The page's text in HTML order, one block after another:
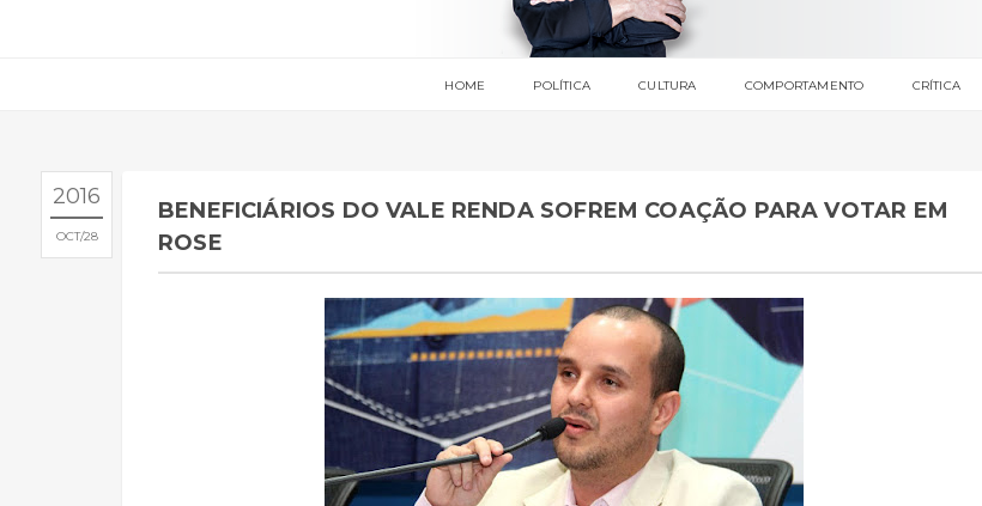
HOME POLÍTICA CULTURA COMPORTAMENTO CRÍTICA
2016
OCT 28
BENEFICIÁRIOS DO VALE RENDA SOFREM COAÇÃO PARA VOTAR EM
ROSE